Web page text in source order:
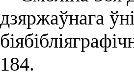
дзяржаўнага
184.